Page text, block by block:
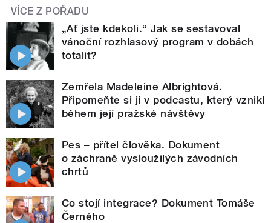
VÍCE Z POŘADU
„Ať jste kdekoli.“ Jak se sestavoval
vánoční rozhlasový program v dobách
totalit?
Zemřela Madeleine Albrightová.
Připomeňte si ji v podcastu, který vznikl
během její pražské návštěvy
Pes – přítel člověka. Dokument
o záchraně vysloužilých závodních
chrtů
Co stojí integrace? Dokument Tomáše
Černého